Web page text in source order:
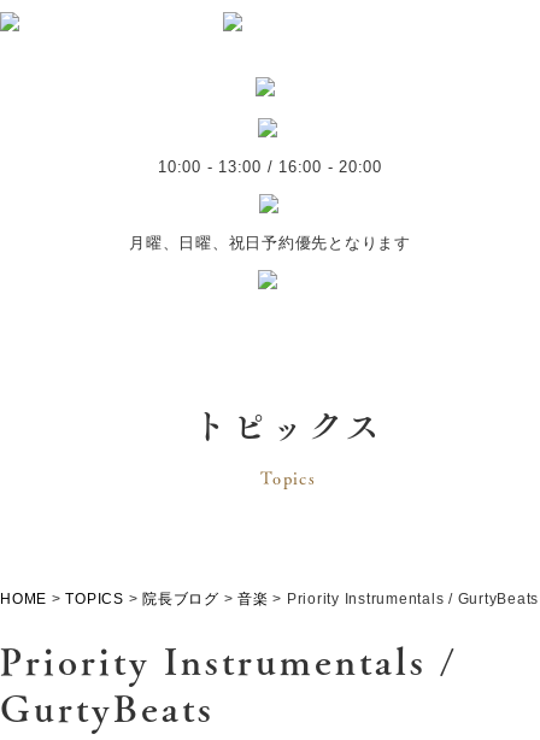
10:00 - 13:00 / 16:00 - 20:00
月曜、日曜、祝日予約優先となります
トピックス
Topics
HOME >TOPICS > 院長ブログ > 音楽 > Priority Instrumentals / GurtyBeats
Priority Instrumentals /
GurtyBeats